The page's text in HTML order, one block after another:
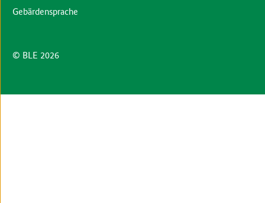
© BLE 2026
Gebärdensprache